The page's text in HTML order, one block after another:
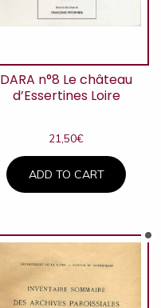
DARA n°8 Le château
d’Essertines Loire
21,50€
ADD TO CART